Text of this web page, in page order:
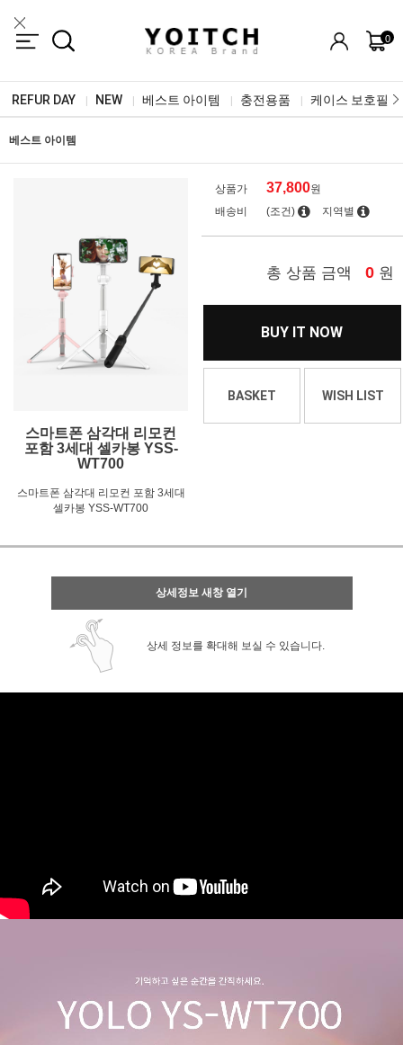
0
REFUR DAY NEW 베스트 아이템 충전용품 케이스 보호필름
베스트 아이템
스마트폰 삼각대 리모컨
포함 3세대 셀카봉 YSS-
WT700
스마트폰 삼각대 리모컨 포함 3세대
셀카봉 YSS-WT700
상품가 37,800원
배송비
(조건) 지역별
총 상품 금액 0 원
BUY IT NOW
BASKET WISH LIST
상세정보 새창 열기
상세 정보를 확대해 보실 수 있습니다.